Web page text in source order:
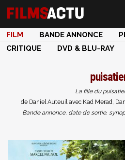
FILM BANDE ANNONCE
CRITIQUE
DVD & BLU-RAY
La fille du puisatier
de Daniel Auteuil avec Kad Merad,
Bande annonce, date de sortie,